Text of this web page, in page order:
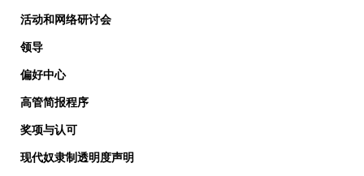
活动和网络研讨会
领导
偏好中心
高管简报程序
奖项与认可
现代奴隶制透明度声明